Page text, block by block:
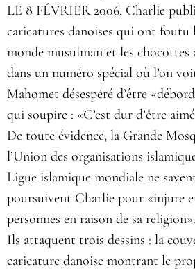
LE 8 FÉVRIER 2006, Charlie
caricatures danoises qui ont foutu
monde musulman et les chocottes
dans un numéro spécial où l’on
Mahomet désespéré d’être
qui soupire : «C’est dur d’être
De toute évidence, la Grande
l’Union des organisations
Ligue islamique mondiale ne
poursuivent Charlie pour «injure
personnes en raison de sa religion».
Ils attaquent trois dessins : la
caricature danoise montrant le